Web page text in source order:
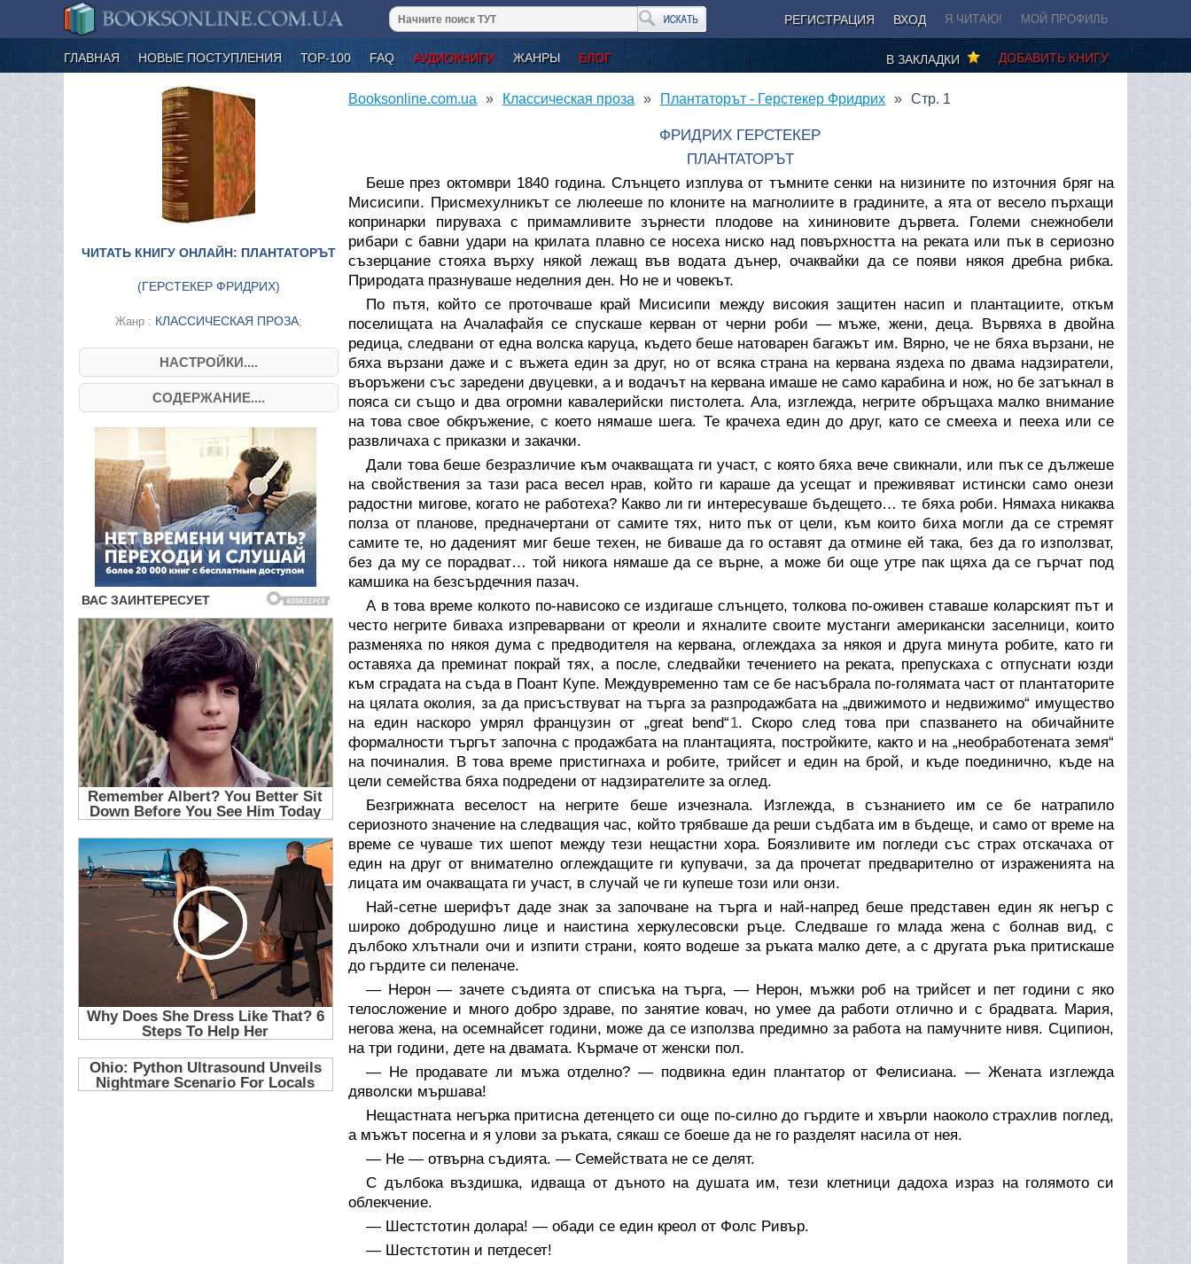
РЕГИСТРАЦИЯ ВХОД Я ЧИТАЮ! МОЙ ПРОФИЛЬ
ГЛАВНАЯ НОВЫЕ ПОСТУПЛЕНИЯ ТОР-100 FAQ АУДИОКНИГИ ЖАНРЫ БЛОГ ДОБАВИТЬ КНИГУ
В ЗАКЛАДКИ
ЧИТАТЬ КНИГУ ОНЛАЙН: ПЛАНТАТОРЪТ
(ГЕРСТЕКЕР ФРИДРИХ)
Жанр : КЛАССИЧЕСКАЯ ПРОЗА;
НАСТРОЙКИ....
СОДЕРЖАНИЕ....
Booksonline.com.ua Классическая проза Плантаторът - Герстекер Фридрих Стр. 1
ФРИДРИХ ГЕРСТЕКЕР
ПЛАНТАТОРЪТ
Беше през октомври 1840 година. Слънцето изплува от тъмните сенки на низините по източния бряг на
Мисисипи. Присмехулникът се люлееше по клоните на магнолиите в градините, а ята от весело пърхащи
копринарки пируваха с примамливите зърнести плодове на хининовите дървета. Големи снежнобели
рибари с бавни удари на крилата плавно се носеха ниско над повърхността на реката или пък в сериозно
съзерцание стояха върху някой лежащ във водата дънер, очаквайки да се появи някоя дребна рибка.
Природата празнуваше неделния ден. Но не и човекът.
По пътя, който се проточваше край Мисисипи между високия защитен насип и плантациите, откъм
поселищата на Ачалафайя се спускаше керван от черни роби — мъже, жени, деца. Вървяха в двойна
редица, следвани от една волска каруца, където беше натоварен багажът им. Вярно, че не бяха вързани, не
бяха вързани даже и с въжета един за друг, но от всяка страна на кервана яздеха по двама надзиратели,
въоръжени със заредени двуцевки, а и водачът на кервана имаше не само карабина и нож, но бе затъкнал в
пояса си също и два огромни кавалерийски пистолета. Ала, изглежда, негрите обръщаха малко внимание
на това свое обкръжение, с което нямаше шега. Те крачеха един до друг, като се смееха и пееха или се
развличаха с приказки и закачки.
Дали това беше безразличие към очакващата ги участ, с която бяха вече свикнали, или пък се дължеше
на свойствения за тази раса весел нрав, който ги караше да усещат и преживяват истински само онези
радостни мигове, когато не работеха? Какво ли ги интересуваше бъдещето… те бяха роби. Нямаха никаква
полза от планове, предначертани от самите тях, нито пък от цели, към които биха могли да се стремят
самите те, но даденият миг беше техен, не биваше да го оставят да отмине ей така, без да го използват,
без да му се порадват… той никога нямаше да се върне, а може би още утре пак щяха да се гърчат под
камшика на безсърдечния пазач.
А в това време колкото по-нависоко се издигаше слънцето, толкова по-оживен ставаше коларският път и
често негрите биваха изпреварвани от креоли и яхналите своите мустанги американски заселници, които
разменяха по някоя дума с предводителя на кервана, оглеждаха за някоя и друга минута робите, като ги
оставяха да преминат покрай тях, а после, следвайки течението на реката, препускаха с отпуснати юзди
към сградата на съда в Поант Купе. Междувременно там се бе насъбрала по-голямата част от плантаторите
на цялата околия, за да присъствуват на търга за разпродажбата на „движимото и недвижимо“ имущество
на един наскоро умрял французин от „great bend“1. Скоро след това при спазването на обичайните
формалности търгът започна с продажбата на плантацията, постройките, както и на „необработената земя“
на починалия. В това време пристигнаха и робите, трийсет и един на брой, и къде поединично, къде на
цели семейства бяха подредени от надзирателите за оглед.
Безгрижната веселост на негрите беше изчезнала. Изглежда, в съзнанието им се бе натрапило
сериозното значение на следващия час, който трябваше да реши съдбата им в бъдеще, и само от време на
време се чуваше тих шепот между тези нещастни хора. Боязливите им погледи със страх отскачаха от
един на друг от внимателно оглеждащите ги купувачи, за да прочетат предварително от израженията на
лицата им очакващата ги участ, в случай че ги купеше този или онзи.
Най-сетне шерифът даде знак за започване на търга и най-напред беше представен един як негър с
широко добродушно лице и наистина херкулесовски ръце. Следваше го млада жена с болнав вид, с
дълбоко хлътнали очи и изпити страни, която водеше за ръката малко дете, а с другата ръка притискаше
до гърдите си пеленаче.
— Нерон — зачете съдията от списъка на търга, — Нерон, мъжки роб на трийсет и пет години с яко
телосложение и много добро здраве, по занятие ковач, но умее да работи отлично и с брадвата. Мария,
негова жена, на осемнайсет години, може да се използва предимно за работа на памучните нивя. Сципион,
на три години, дете на двамата. Кърмаче от женски пол.
— Не продавате ли мъжа отделно? — подвикна един плантатор от Фелисиана. — Жената изглежда
дяволски мършава!
Нещастната негърка притисна детенцето си още по-силно до гърдите и хвърли наоколо страхлив поглед,
а мъжът посегна и я улови за ръката, сякаш се боеше да не го разделят насила от нея.
— Не — отвърна съдията. — Семействата не се делят.
С дълбока въздишка, идваща от дъното на душата им, тези клетници дадоха израз на голямото си
облекчение.
— Шестстотин долара! — обади се един креол от Фолс Ривър.
— Шестстотин и петдесет!